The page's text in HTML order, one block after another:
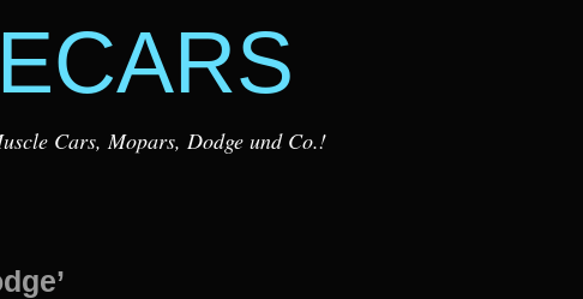
Cars, Mopars, Dodge und Co.!